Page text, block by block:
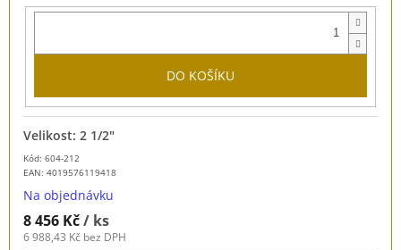
DO KOŠÍKU
Kód: 604-212
EAN: 4019576119418
Velikost: 2 1/2"
Na objednávku
8 456 Kč/ ks
6 988,43 Kč bez DPH